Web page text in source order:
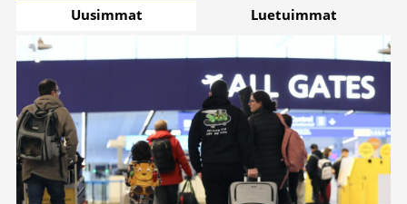
Uusimmat Luetuimmat